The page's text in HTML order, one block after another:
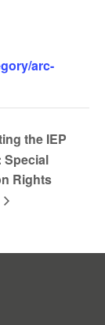
arc-
the IEP
Special
Rights